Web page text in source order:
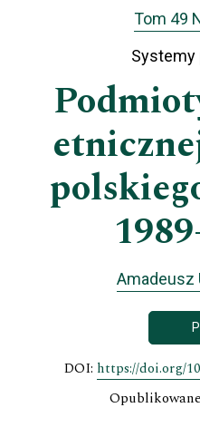
Tom 49
Systemy
Amadeusz
DOI: https://doi.org/